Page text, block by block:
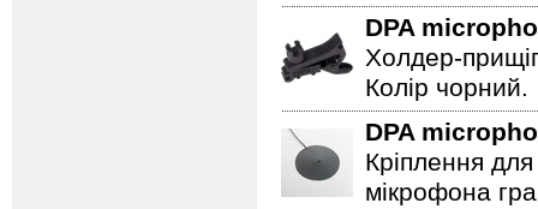
DPA
Холдер-
Колір чорний.
DPA
Кріплення
мікрофона